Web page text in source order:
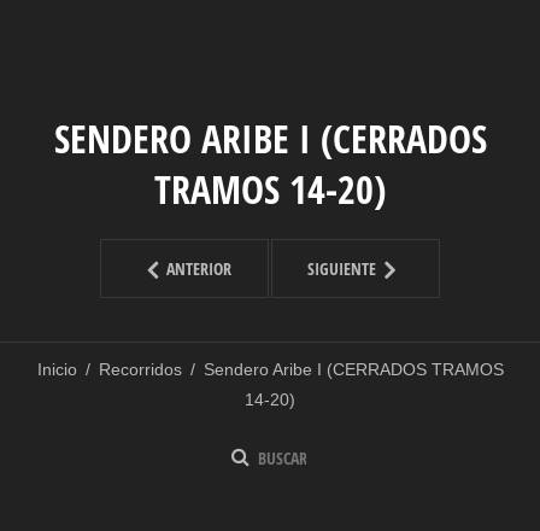
SENDERO ARIBE I (CERRADOS
TRAMOS 14-20)
ANTERIOR SIGUIENTE
Inicio / Recorridos / Sendero Aribe I (CERRADOS TRAMOS
14-20)